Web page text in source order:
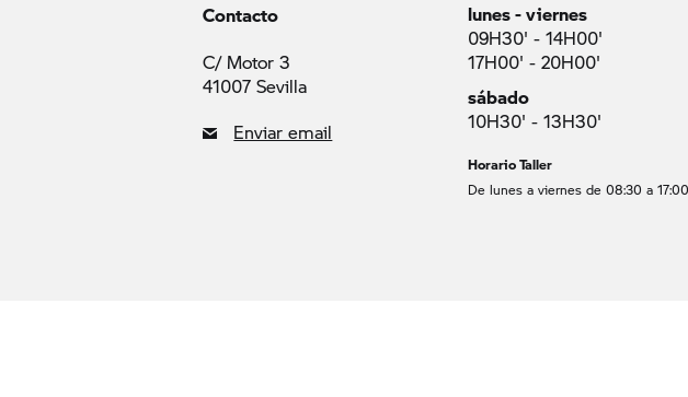
Contacto
C/ Motor 3
41007 Sevilla
Enviar email
lunes - viernes
09H30' - 14H00'
17H00' - 20H00'
sábado
10H30' - 13H30'
Horario Taller
De lunes a viernes de 08:30 a